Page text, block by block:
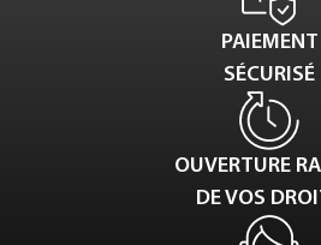
PAIEMENT
SÉCURISÉ
OUVERTURE
DE VOS